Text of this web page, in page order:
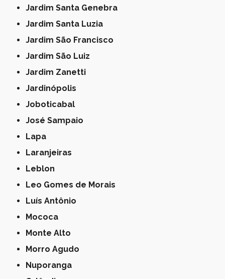
Jardim Santa Genebra
Jardim Santa Luzia
Jardim São Francisco
Jardim São Luiz
Jardim Zanetti
Jardinópolis
Joboticabal
José Sampaio
Lapa
Laranjeiras
Leblon
Leo Gomes de Morais
Luís Antônio
Mococa
Monte Alto
Morro Agudo
Nuporanga